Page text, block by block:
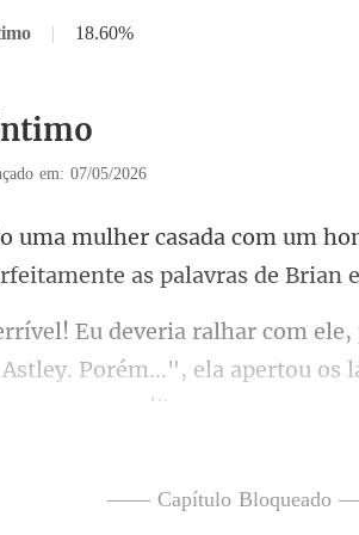
| 18.60%
em: 07/05/2026
Porém...", ela aperto
—— Capítulo Bloqueado